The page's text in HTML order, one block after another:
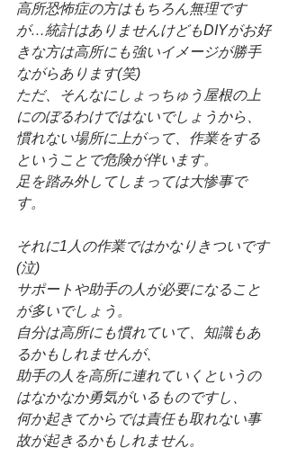
高所恐怖症の方はもちろん無理です
が…統計はありませんけどもDIYがお好
きな方は高所にも強いイメージが勝手
ながらあります(笑)
ただ、そんなにしょっちゅう屋根の上
にのぼるわけではないでしょうから、
慣れない場所に上がって、作業をする
ということで危険が伴います。
足を踏み外してしまっては大惨事で
す。
それに1人の作業ではかなりきついです
(泣)
サポートや助手の人が必要になること
が多いでしょう。
自分は高所にも慣れていて、知識もあ
るかもしれませんが、
助手の人を高所に連れていくというの
はなかなか勇気がいるものですし、
何か起きてからでは責任も取れない事
故が起きるかもしれません。